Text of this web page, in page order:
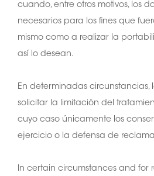
cuando, entre otros motivos, los
necesarios para los fines que
mismo como a realizar la
así lo desean.
En determinadas circunstancias,
solicitar la limitación del
cuyo caso únicamente los
ejercicio o la defensa de
In certain circumstances and for